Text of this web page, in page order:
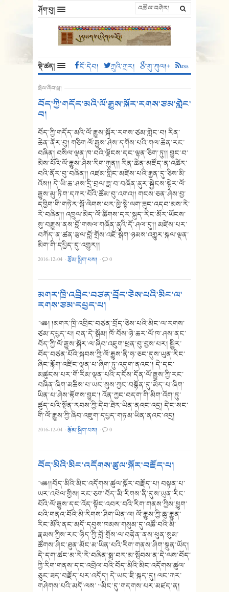
ཤོག་བུ།
སྡེ་ཚན། ངོ་དེབ། ཀྲུའི་ཀྲར། གུ་ཀུལ།+ rss
སྤེལ་ཞིབ་ཕྲ།
བོད་ཀྱི་གདོད་མའི་ལོ་རྒྱུས་སྐོར་རགས་ཙམ་གླེང་
བ།
བོད་ཀྱི་གདོད་མའི་ལོ་རྒྱུས་སྐོར་རགས་ཙམ་གླེང་བ། རིན་
ཆེན་ནོར་བུ། གཅིག ལོ་རྒྱུས་ཤེས་དགོས་པའི་གལ་ཆེན་རང་
བཞིན། བསིལ་ལྡན་ཁ་བའི་ལྗོངས་དང་ལྷན་ཅིག་ཏུ།། བྱུང་བ་
མེས་པོའི་ལོ་རྒྱུས་ཤེས་རིག་ཀུན།། རིན་ཆེན་མཛོད་ན་འཚེར་
བའི་ནོར་བུ་བཞིན།། འཛམ་གླིང་མཛེས་པའི་རྒྱན་དུ་ཅིས་མི་
འོས།། དེ་ཡི་ཆ་ཤས་དྲི་བྲལ་ཟླ་བ་བཞོན་ནུར་སྐྱེངས་སྟེར་ལོ་
རྒྱུས་མུ་ཏིག་དཀར་པོའི་ཚོམ་བུ་འགའ།། གངས་ཅན་ཤེས་བྱ་
དབྱིག་གི་གཏེར་སྒོ་ལེགས་པར་ཕྱེ་སྟེ་ལག་ཟུང་འདབ་མས་རེ་
རེ་བཞིན།། འཁྲུལ་མེད་ལོ་ཚིགས་དར་སྐུད་རིང་མོར་ཡོངས་
སུ་བརྒྱུས་ནས་བློ་གསལ་གཞོན་ནུའི་དོ་ཤལ་དུ།། མཛེས་པར་
བཀོད་ན་ཚན་རྩལ་བློ་གྲོས་འཇོ་སྒེག་ཉམས་འགྱུར་སྐལ་ལྡན་
མིག་གི་དཔྱིད་དུ་འགྱུར།།
2016-12-04 ·རྩོམ་སྒྲིག་པས། · 0
མགར་ཁྲི་འབྲིང་བཙན་བྲོད་ཅེས་པའི་མིང་ལ་
རགས་ཙམ་དཔྱད་པ།
༄༅། །མགར་ཁྲི་འབྲིང་བཙན་བྲོད་ཅེས་པའི་མིང་ལ་རགས་
ཙམ་དཔྱད་པ། བན་དེ་སྒོམ། ཁོ་བོས་ཉེ་ཆར་ལོ་ཁ་ཤས་ནང་
བོད་ཀྱི་ལོ་རྒྱུས་སྐོར་ལ་ཞིབ་འཇུག་ཕྲན་བུ་བྱས་པར། སྤྱིར་
བོད་བཙན་པོའི་སྐབས་ཀྱི་ལོ་རྒྱུས་ནི་ཧ་ཅང་དུས་ཡུན་རིང་
ཞིང་རྙོག་འཛིང་ལྡན་པ་ཞིག་ཏུ་འདུག་ནའང་། དེ་དང་
མཚུངས་པར་གོ་རིམ་ལྡན་པའི་དངོས་དོན་ལོ་རྒྱུས་ཀྱི་རང་
བཞིན་ཞིག་མཆིས་པ་ཡང་སུས་ཀྱང་བསྙོན་དུ་མེད་པ་ཞིག་
ཡིན་པ་ཤེས་རྟོགས་བྱུང་། འོན་ཀྱང་བདག་གི་མིག་འོག་ཏུ་
ཚུད་པའི་སྔོན་རབས་ཀྱི་དེབ་ཐེར་ཡིན་ནའང་འདྲ། དེང་སང་
གི་ལོ་རྒྱུས་ཀྱི་ཞིབ་འཇུག་དཔྱད་གཏམ་ཡིན་ནའང་འདྲ།
2016-12-04 ·རྩོམ་སྒྲིག་པས། · 0
བོད་མིའི་མིང་འདོགས་ཚུལ་སྐོར་བརྗོད་པ།
༄༅།།བོད་མིའི་མིང་འདོགས་ཚུལ་སྐོར་བརྗོད་པ། བསྟན་པ་
ཡར་འཕེལ་གྱིས། རང་ཅག་བོད་མི་རིགས་ནི་དུས་ཡུན་རིང་
པོའི་ལོ་རྒྱུས་དང་འོད་སྟོང་འབར་བའི་རིག་གནས་ཀྱིས་ཕྱུག་
པའི་གནའ་བོའི་མི་རིགས་ཤིག་ཡིན་ལ། ལོ་རྒྱུས་ཀྱི་ཆུ་རྒྱུན་
རིང་མོའི་ནང་མདོ་དབུས་ཁམས་གསུམ་དུ་འཚོ་བའི་མི་
རྣམས་ཀྱིས་རང་ཉིད་ཀྱི་བློ་གྲོས་ལ་བརྟེན་ནས་ཕུན་སུམ་
ཚོགས་ཤིང་ཐུན་མོང་མ་ཡིན་པའི་རིག་གནས་ཤིག་སྐྲུན་ཡོད།
དེ་དག་ཚང་མ་རེ་རེ་བཞིན་སྨྲ་བར་མ་སྤོབས་ན་དེ་ལས་བོད་
ཀྱི་རིག་གནས་དང་འབྲེལ་བའི་བོད་མིའི་མིང་འདོགས་ཚུལ་
ཅུང་ཟད་བརྗོད་པར་འདོད། དེ་ཡང་ཇི་སྐད་དུ། ལང་ཀར་
གཤེགས་པའི་མདོ་ལས་ “མིང་དུ་གདགས་པར་མཛད་ན།